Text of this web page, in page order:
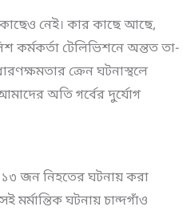
কাছেও নেই। কার কাছে আছে,
কর্মকর্তা টেলিভিশনে অন্তত তা-
ক্রেন ঘটনাস্থলে
অতি গর্বের দুর্যোগ
১৩ জন নিহতের ঘটনায় করা
ঘটনায় চান্দগাঁও